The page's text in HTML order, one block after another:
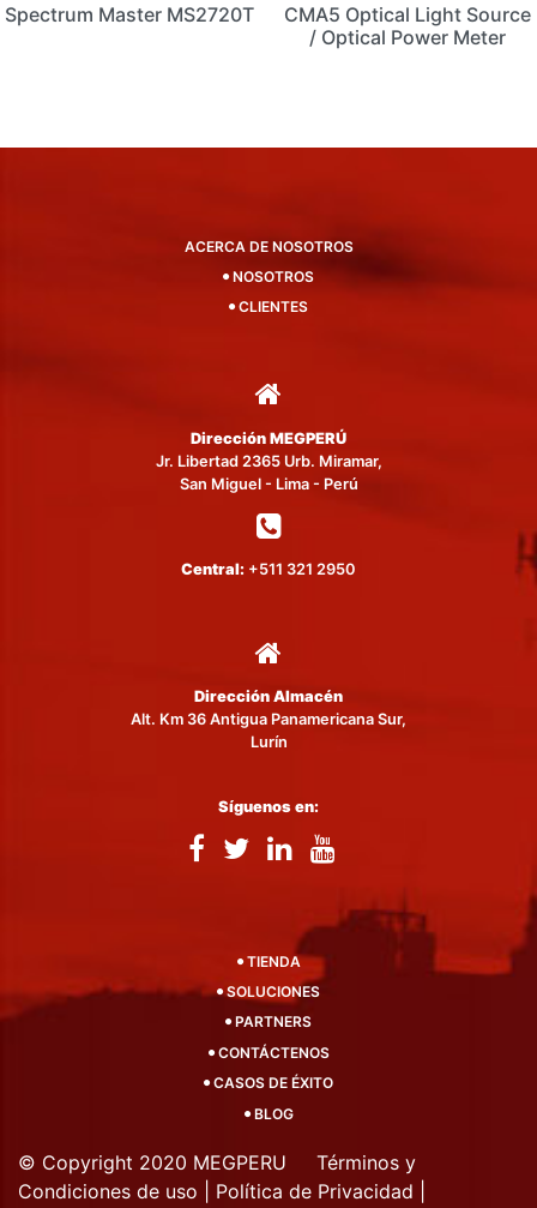
Spectrum Master MS2720T
CMA5 Optical Light Source
/ Optical Power Meter
ACERCA DE NOSOTROS
NOSOTROS
CLIENTES
Dirección MEGPERÚ
Jr. Libertad 2365 Urb. Miramar,
San Miguel - Lima - Perú
Central: +511 321 2950
Dirección Almacén
Alt. Km 36 Antigua Panamericana Sur,
Lurín
Síguenos en:
TIENDA
SOLUCIONES
PARTNERS
CONTÁCTENOS
CASOS DE ÉXITO
BLOG
© Copyright 2020 MEGPERU Términos y
Condiciones de uso
Política de Privacidad